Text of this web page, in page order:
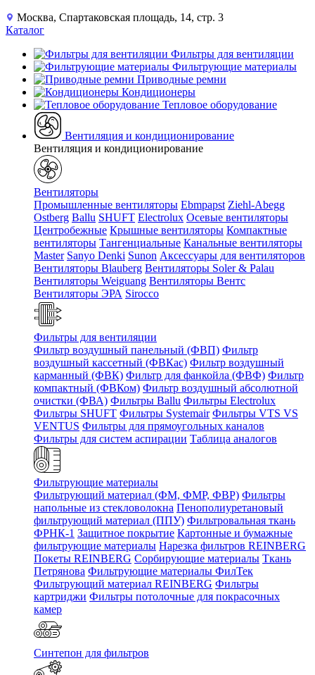
Москва, Спартаковская площадь, 14, стр. 3
Каталог
Фильтры для вентиляции
Фильтрующие материалы
Приводные ремни
Кондиционеры
Тепловое оборудование
Вентиляция и кондиционирование
Вентиляция и кондиционирование
Вентиляторы
Промышленные вентиляторы Ebmpapst Ziehl-Abegg
Ostberg Ballu SHUFT Electrolux Осевые вентиляторы
Центробежные Крышные вентиляторы Компактные
вентиляторы Тангенциальные Канальные вентиляторы
Master Sanyo Denki Sunon Аксессуары для вентиляторов
Вентиляторы Blauberg Вентиляторы Soler & Palau
Вентиляторы Weiguang Вентиляторы Вентс
Вентиляторы ЭРА Sirocco
Фильтры для вентиляции
Фильтр воздушный панельный (ФВП) Фильтр
воздушный кассетный (ФВКас) Фильтр воздушный
карманный (ФВК) Фильтр для фанкойла (ФВФ) Фильтр
компактный (ФВКом) Фильтр воздушный абсолютной
очистки (ФВА) Фильтры Ballu Фильтры Electrolux
Фильтры SHUFT Фильтры Systemair Фильтры VTS VS
VENTUS Фильтры для прямоугольных каналов
Фильтры для систем аспирации Таблица аналогов
Фильтрующие материалы
Фильтрующий материал (ФМ, ФМР, ФВР) Фильтры
напольные из стекловолокна Пенополиуретановый
фильтрующий материал (ППУ) Фильтровальная ткань
ФРНК-1 Защитное покрытие Картонные и бумажные
фильтрующие материалы Нарезка фильтров REINBERG
Покеты REINBERG Сорбирующие материалы Ткань
Петрянова Фильтрующие материалы ФилТек
Фильтрующий материал REINBERG Фильтры
картриджи Фильтры потолочные для покрасочных
камер
Синтепон для фильтров